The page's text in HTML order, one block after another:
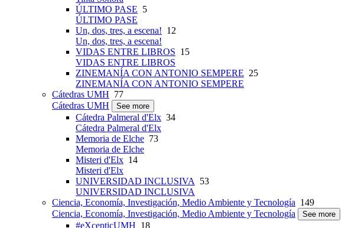
ÚLTIMO PASE 5
ÚLTIMO PASE
Un, dos, tres, a escena! 12
Un, dos, tres, a escena!
VIDAS ENTRE LIBROS 15
VIDAS ENTRE LIBROS
ZINEMANÍA CON ANTONIO SEMPERE 25
ZINEMANÍA CON ANTONIO SEMPERE
Cátedras UMH 77
Cátedras UMH
See more
Cátedra Palmeral d'Elx 34
Cátedra Palmeral d'Elx
Memoria de Elche 73
Memoria de Elche
Misteri d'Elx 14
Misteri d'Elx
UNIVERSIDAD INCLUSIVA
53
UNIVERSIDAD INCLUSIVA
Ciencia, Economía, Investigación, Medio Ambiente y Tecnología 149
Ciencia, Economía, Investigación, Medio Ambiente y Tecnología
See more
#eXcepticUMH 18